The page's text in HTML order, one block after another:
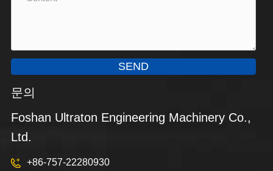
SEND
문의
Foshan Ultraton Engineering Machinery Co.,
Ltd.
+86-757-22280930